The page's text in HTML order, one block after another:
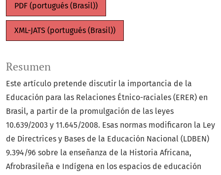
PDF (portugués (Brasil))
XML-JATS (portugués (Brasil))
Resumen
Este artículo pretende discutir la importancia de la
Educación para las Relaciones Étnico-raciales (ERER) en
Brasil, a partir de la promulgación de las leyes
10.639/2003 y 11.645/2008. Esas normas modificaron la Ley
de Directrices y Bases de la Educación Nacional (LDBEN)
9.394/96 sobre la enseñanza de la Historia Africana,
Afrobrasileña e Indígena en los espacios de educación